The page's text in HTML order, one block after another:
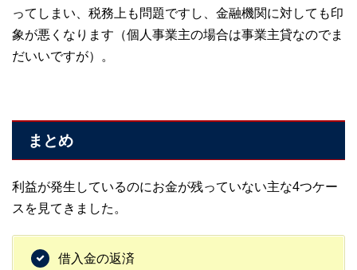
ってしまい、税務上も問題ですし、金融機関に対しても印
象が悪くなります（個人事業主の場合は事業主貸なのでま
だいいですが）。
まとめ
利益が発生しているのにお金が残っていない主な4つケー
スを見てきました。
借入金の返済